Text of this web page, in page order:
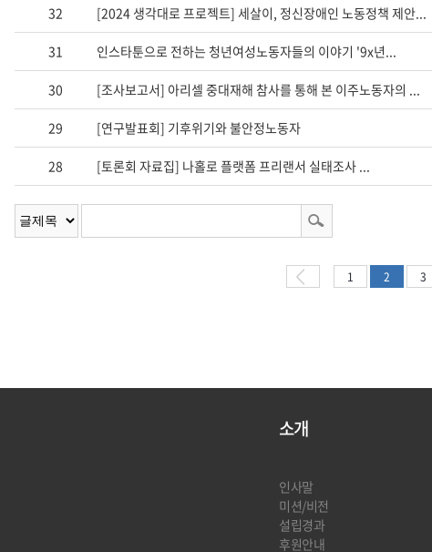
32 [2024 생각대로 프로젝트] 세살이, 정신장애인 노동정책 제안...
31 인스타툰으로 전하는 청년여성노동자들의 이야기 '9x년...
30 [조사보고서] 아리셀 중대재해 참사를 통해 본 이주노동자의 ...
29 [연구발표회] 기후위기와 불안정노동자
28 [토론회 자료집] 나홀로 플랫폼 프리랜서 실태조사 ...
1 2 3
소개
인사말
미션/비전
설립경과
후원안내